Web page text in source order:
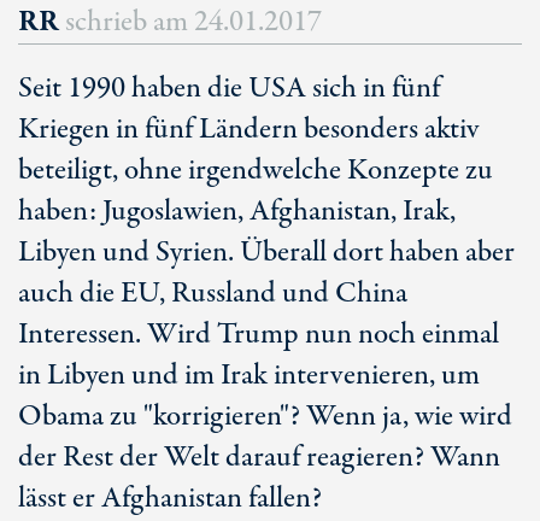
RRschrieb am 24.01.2017
Seit 1990 haben die USA sich in fünf
Kriegen in fünf Ländern besonders aktiv
beteiligt, ohne irgendwelche Konzepte zu
haben: Jugoslawien, Afghanistan, Irak,
Libyen und Syrien. Überall dort haben aber
auch die EU, Russland und China
Interessen. Wird Trump nun noch einmal
in Libyen und im Irak intervenieren, um
Obama zu "korrigieren"? Wenn ja, wie wird
der Rest der Welt darauf reagieren? Wann
lässt er Afghanistan fallen?